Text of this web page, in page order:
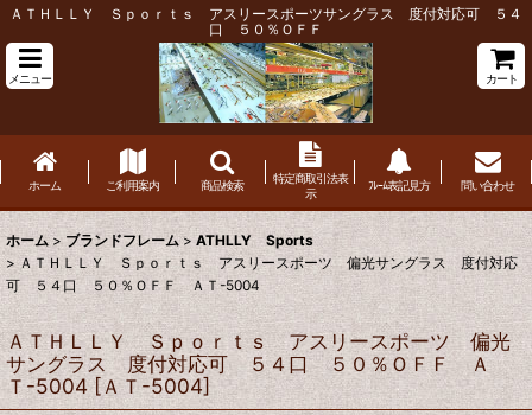
ＡＴＨＬＬＹ Ｓｐｏｒｔｓ アスリースポーツサングラス 度付対応可 ５４
口 ５０％ＯＦＦ
メニュー カート
ホーム ご利用案内 商品検索
特定商取引法表
示
ﾌﾚｰﾑ表記見方 問い合わせ
ホーム > ブランドフレーム > ATHLLY Sports
> ＡＴＨＬＬＹ Ｓｐｏｒｔｓ アスリースポーツ 偏光サングラス 度付対応
可 ５４口 ５０％ＯＦＦ ＡＴ-5004
ＡＴＨＬＬＹ Ｓｐｏｒｔｓ アスリースポーツ 偏光
サングラス 度付対応可 ５４口 ５０％ＯＦＦ Ａ
Ｔ-5004 [ＡＴ-5004]